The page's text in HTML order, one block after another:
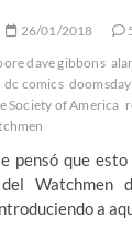
26/01/2018
dave gibbons
dc comics
Society of America
pensó que
del
a